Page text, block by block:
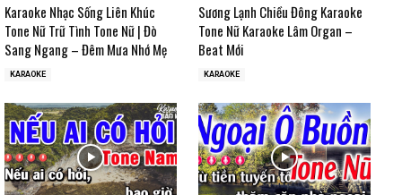
Karaoke Nhạc Sống Liên Khúc
Tone Nữ Trữ Tình Tone Nữ | Đò
Sang Ngang – Đêm Mưa Nhớ Mẹ
KARAOKE
Sương Lạnh Chiều Đông Karaoke
Tone Nữ Karaoke Lâm Organ –
Beat Mới
KARAOKE